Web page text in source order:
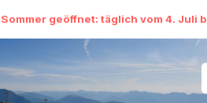
geöffnet: täglich vom 4. Juli